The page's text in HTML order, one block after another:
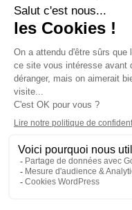
Contactez-nous-
confidentialité-Gestion